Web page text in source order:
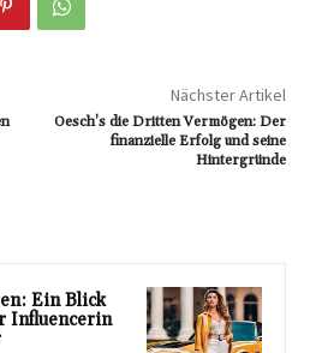
Nächster Artikel
Oesch’s die Dritten Vermögen: Der
finanzielle Erfolg und seine
Hintergründe
Ein Blick
Influencerin